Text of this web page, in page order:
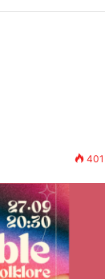
401